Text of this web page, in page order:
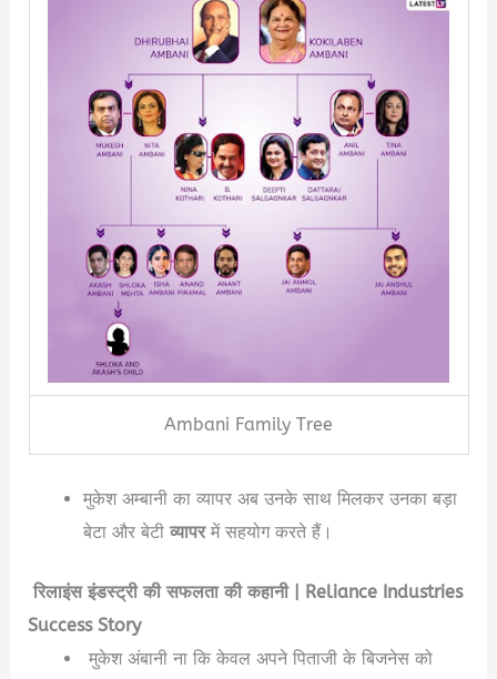
Ambani Family Tree
मुकेश अम्बानी का व्यापर अब उनके साथ मिलकर उनका बड़ा
बेटा और बेटी व्यापर में सहयोग करते हैं।
रिलाइंस इंडस्ट्री की सफलता की कहानी | Reliance Industries
Success Story
मुकेश अंबानी ना कि केवल अपने पिताजी के बिजनेस को